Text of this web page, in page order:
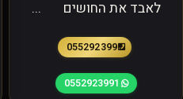
לאבד את החושים ...
0552923991
0552923991